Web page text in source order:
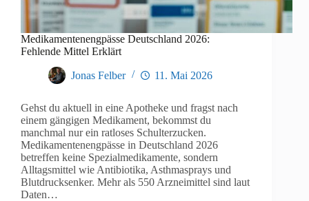
Medikamentenengpässe Deutschland 2026:
Fehlende Mittel Erklärt
Jonas Felber 11. Mai 2026
Gehst du aktuell in eine Apotheke und fragst nach
einem gängigen Medikament, bekommst du
manchmal nur ein ratloses Schulterzucken.
Medikamentenengpässe in Deutschland 2026
betreffen keine Spezialmedikamente, sondern
Alltagsmittel wie Antibiotika, Asthmasprays und
Blutdrucksenker. Mehr als 550 Arzneimittel sind laut
Daten…